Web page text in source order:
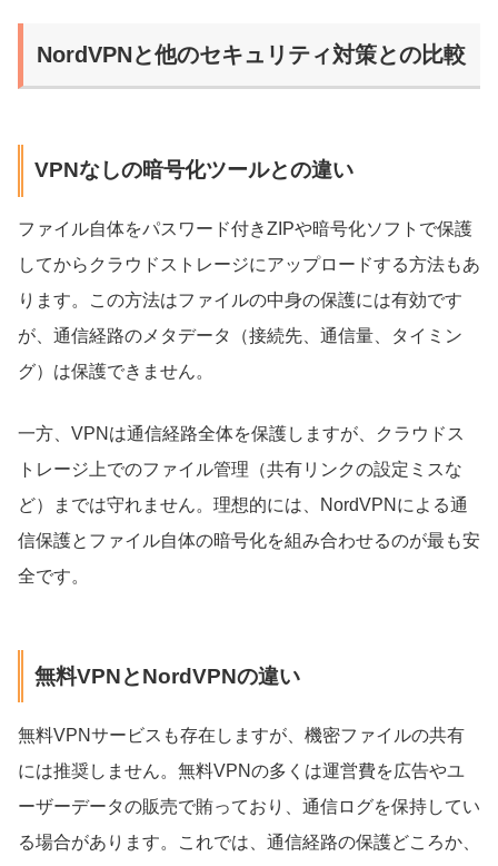
NordVPNと他のセキュリティ対策との比較
VPNなしの暗号化ツールとの違い
ファイル自体をパスワード付きZIPや暗号化ソフトで保護
してからクラウドストレージにアップロードする方法もあ
ります。この方法はファイルの中身の保護には有効です
が、通信経路のメタデータ（接続先、通信量、タイミン
グ）は保護できません。
一方、VPNは通信経路全体を保護しますが、クラウドス
トレージ上でのファイル管理（共有リンクの設定ミスな
ど）までは守れません。理想的には、NordVPNによる通
信保護とファイル自体の暗号化を組み合わせるのが最も安
全です。
無料VPNとNordVPNの違い
無料VPNサービスも存在しますが、機密ファイルの共有
には推奨しません。無料VPNの多くは運営費を広告やユ
ーザーデータの販売で賄っており、通信ログを保持してい
る場合があります。これでは、通信経路の保護どころか、